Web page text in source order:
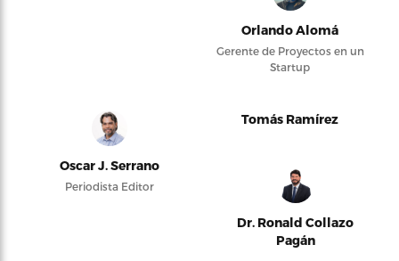
Orlando Alomá
Gerente de Proyectos en un
Startup
Oscar J. Serrano
Periodista Editor
Tomás Ramírez
Dr. Ronald Collazo
Pagán